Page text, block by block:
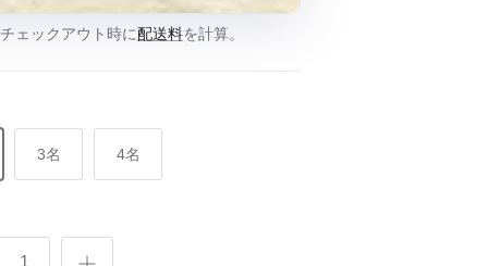
チェックアウト時に配送料を計算。
3名 4名